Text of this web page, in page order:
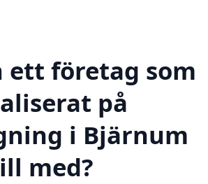
ett företag som
på
i Bjärnum
med?